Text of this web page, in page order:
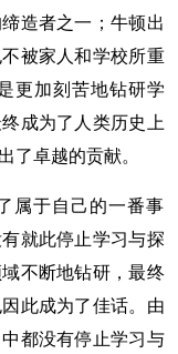
造者之一；牛顿出
被家人和学校所重
更加刻苦地钻研学
成为了人类历史上
了卓越的贡献。
属于自己的一番事
就此停止学习与探
不断地钻研，最终
此成为了佳话。由
都没有停止学习与